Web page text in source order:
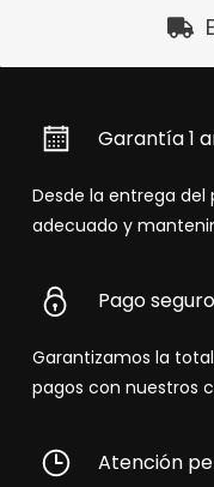
Garantía 1
Desde la entrega
adecuado y
Pago seguro
Garantizamos la
pagos con nuestros
Atención